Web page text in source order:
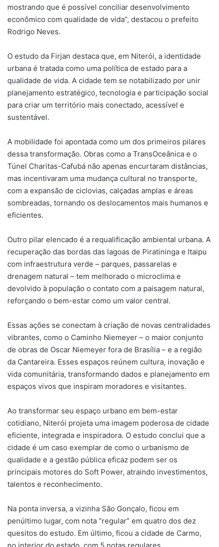
mostrando que é possível conciliar desenvolvimento
econômico com qualidade de vida”, destacou o prefeito
Rodrigo Neves.
O estudo da Firjan destaca que, em Niterói, a identidade
urbana é tratada como uma política de estado para a
qualidade de vida. A cidade tem se notabilizado por unir
planejamento estratégico, tecnologia e participação social
para criar um território mais conectado, acessível e
sustentável.
A mobilidade foi apontada como um dos primeiros pilares
dessa transformação. Obras como a TransOceânica e o
Túnel Charitas-Cafubá não apenas encurtaram distâncias,
mas incentivaram uma mudança cultural no transporte,
com a expansão de ciclovias, calçadas amplas e áreas
sombreadas, tornando os deslocamentos mais humanos e
eficientes.
Outro pilar elencado é a requalificação ambiental urbana. A
recuperação das bordas das lagoas de Piratininga e Itaipu
com infraestrutura verde – parques, passarelas e
drenagem natural – tem melhorado o microclima e
devolvido à população o contato com a paisagem natural,
reforçando o bem-estar como um valor central.
Essas ações se conectam à criação de novas centralidades
vibrantes, como o Caminho Niemeyer – o maior conjunto
de obras de Oscar Niemeyer fora de Brasília – e a região
da Cantareira. Esses espaços reúnem cultura, inovação e
vida comunitária, transformando dados e planejamento em
espaços vivos que inspiram moradores e visitantes.
Ao transformar seu espaço urbano em bem-estar
cotidiano, Niterói projeta uma imagem poderosa de cidade
eficiente, integrada e inspiradora. O estudo conclui que a
cidade é um caso exemplar de como o urbanismo de
qualidade e a gestão pública eficaz podem ser os
principais motores do Soft Power, atraindo investimentos,
talentos e reconhecimento.
Na ponta inversa, a vizinha São Gonçalo, ficou em
penúltimo lugar, com nota “regular” em quatro dos dez
quesitos do estudo. Em último, ficou a cidade de Carmo,